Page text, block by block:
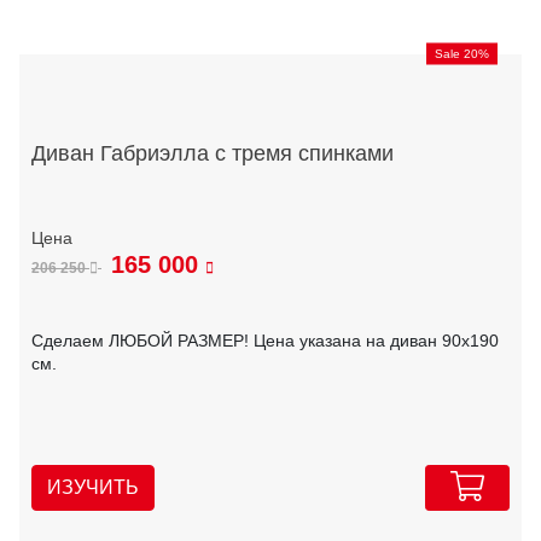
Sale 20%
Диван Габриэлла с тремя спинками
206 250 165 000
Сделаем ЛЮБОЙ РАЗМЕР! Цена указана на диван 90х190
см.
ИЗУЧИТЬ